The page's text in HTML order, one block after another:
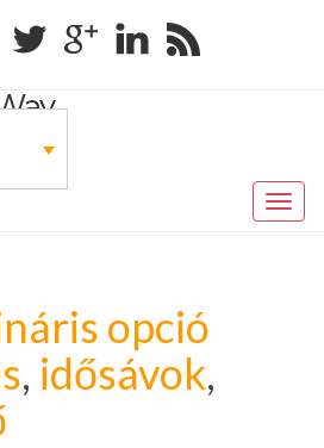
Twitter Google+Linkedin RSS
Toggle
opció
, idősávok,